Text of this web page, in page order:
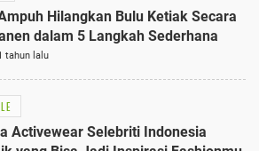
Hilangkan Bulu Ketiak Secara
dalam 5 Langkah Sederhana
tahun lalu
Activewear Selebriti Indonesia